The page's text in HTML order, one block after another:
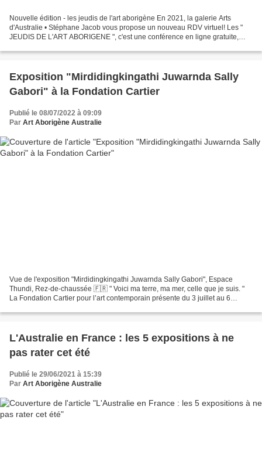
Nouvelle édition - les jeudis de l'art aborigène En 2021, la galerie Arts
d'Australie • Stéphane Jacob vous propose un nouveau RDV virtuel! Les "
JEUDIS DE L'ART ABORIGENE ", c'est une conférence en ligne gratuite,
Exposition "Mirdidingkingathi Juwarnda Sally
Gabori" à la Fondation Cartier
Publié le 08/07/2022 à 09:09
Par Art Aborigène Australie
Vue de l'exposition "Mirdidingkingathi Juwarnda Sally Gabori", Espace
Thundi, Rez-de-chaussée 🇫🇷 " Voici ma terre, ma mer, celle que je suis. "
La Fondation Cartier pour l’art contemporain présente du 3 juillet au 6
L'Australie en France : les 5 expositions à ne
pas rater cet été
Publié le 29/06/2021 à 15:39
Par Art Aborigène Australie